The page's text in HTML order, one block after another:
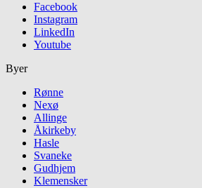
Facebook
Instagram
LinkedIn
Youtube
Byer
Rønne
Nexø
Allinge
Åkirkeby
Hasle
Svaneke
Gudhjem
Klemensker